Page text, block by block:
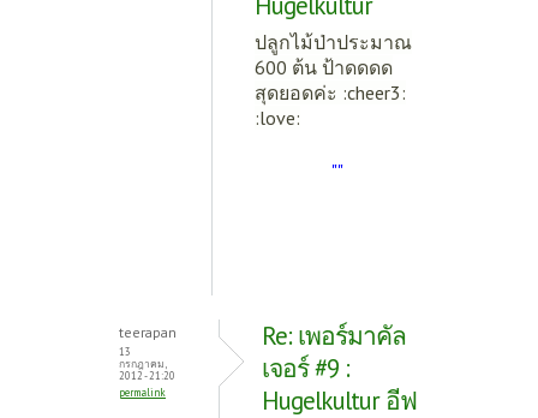
ปลูกไม้ป่าประมาณ
600 ต้น ป้าดดดด
สุดยอดค่ะ :cheer3:
:love:
""
teerapan
13
กรกฎาคม,
2012 - 21:20
permalink
Re: เพอร์มาคัล
เจอร์ #9 :
Hugelkultur อีฟ